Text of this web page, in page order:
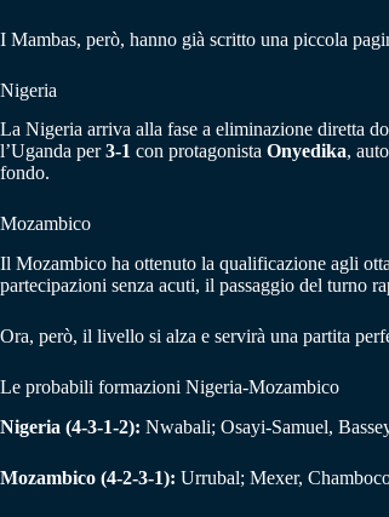
I Mambas, però, hanno già scritto una piccola
Nigeria
La Nigeria arriva alla fase a eliminazione diretta
l’Uganda per3-1 con protagonista Onyedika,
fondo.
Mozambico
Il Mozambico ha ottenuto la qualificazione agli
partecipazioni senza acuti, il passaggio del turno
Ora, però, il livello si alza e servirà una partita
Le probabili formazioni Nigeria-Mozambico
Nigeria (4-3-1-2): Nwabali; Osayi-Samuel,
Mozambico (4-2-3-1): Urrubal; Mexer,